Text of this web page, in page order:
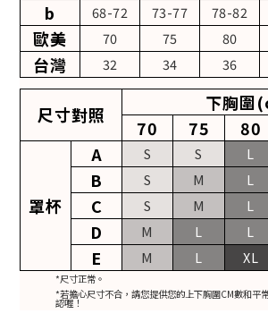
b
68-72 73-77 78-82
歐美 70 75 80
台灣 32 34 36
尺寸對照
下胸圍
70
75 80
罩杯
A S S L
B S M L
C S M L
D M L L
E M L XL
*尺寸正常。
*若擔心尺寸不合，請您提供您的上下胸圍CM數和平
認喔！